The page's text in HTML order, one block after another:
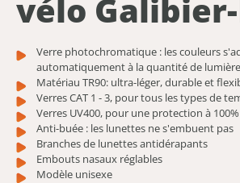
vélo
Verre photochromatique : les couleurs
automatiquement à la quantité de
Matériau TR90: ultra-léger, durable et
Verres CAT 1 - 3, pour tous les types de
Verres UV400, pour une protection à
Anti-buée : les lunettes ne s'embuent pas
Branches de lunettes antidérapants
Embouts nasaux réglables
Modèle unisexe